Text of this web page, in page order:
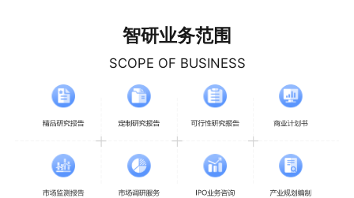
智研业务范围
SCOPE OF BUSINESS